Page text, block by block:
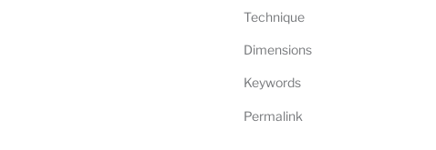
Technique
Dimensions
Keywords
Permalink